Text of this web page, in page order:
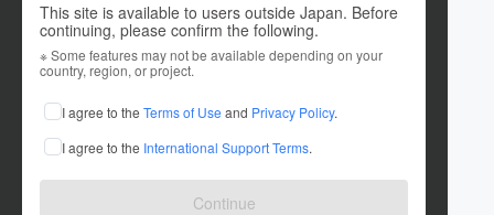
This site is available to users outside Japan. Before
continuing, please confirm the following.
※ Some features may not be available depending on your
country, region, or project.
I agree to the Terms of Use and Privacy Policy.
I agree to the International Support Terms.
Continue
PROJECT TAKUMI
これまでに1件のプロジェクトを投稿しています
在住国：未設定
出身国：未設定